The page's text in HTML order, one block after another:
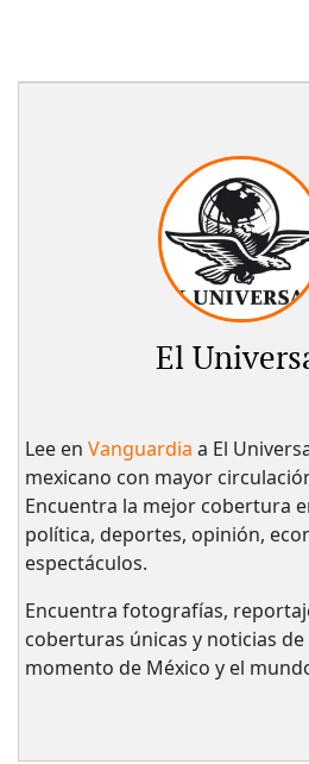
El
Lee en Vanguardia a El
mexicano con mayor
Encuentra la mejor cobertura
política, deportes, opinión,
espectáculos.
Encuentra fotografías,
coberturas únicas y noticias
momento de México y el